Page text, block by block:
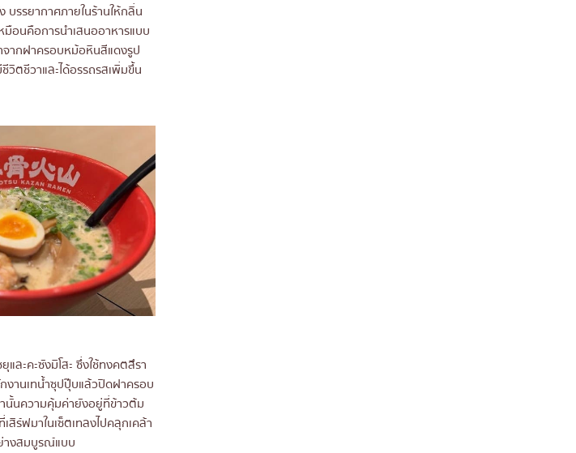
รรยากาศภายในร้านให้กลิ่น
มือนคือการนำเสนออาหารแบบ
ากฝาครอบหม้อหินสีแดงรูป
วิตชีวาและได้อรรถรสเพิ่มขึ้น
และคะซังมิโสะ ซึ่งใช้ทงคตสึรา
งานเทน้ำซุปปุ๊บแล้วปิดฝาครอบ
นั้นความคุ้มค่ายังอยู่ที่ข้าวต้ม
ร์ฟมาในเซ็ตเทลงไปคลุกเคล้า
างสมบูรณ์แบบ